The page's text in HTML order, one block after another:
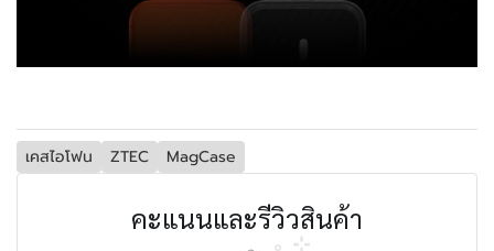
เคสไอโฟน ZTEC MagCase
คะแนนและรีวิวสินค้า